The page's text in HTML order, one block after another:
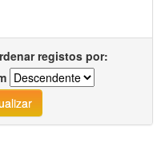
registos por: